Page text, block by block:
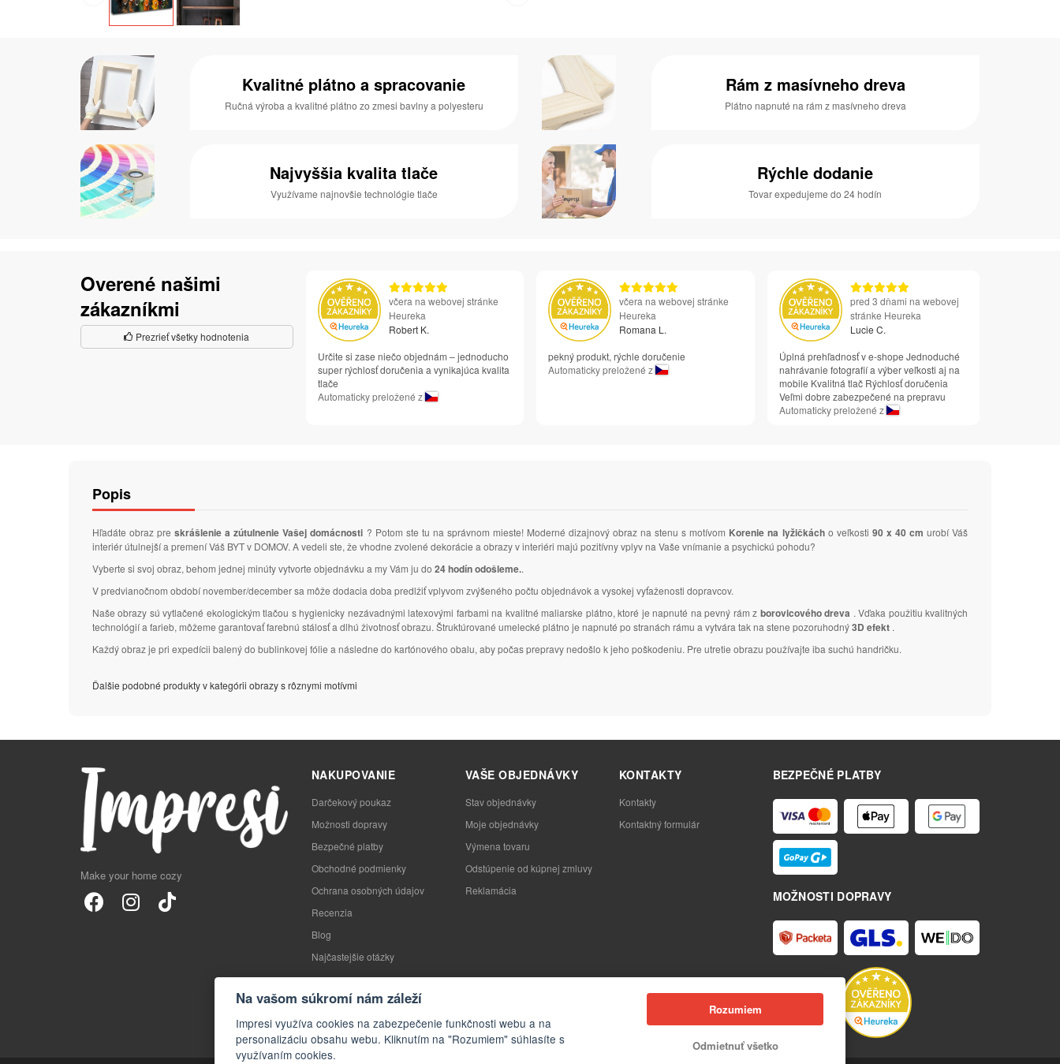
Kvalitné plátno a spracovanie
Ručná výroba a kvalitné plátno zo zmesi bavlny a polyesteru
Rám z masívneho dreva
Plátno napnuté na rám z masívneho dreva
Najvyššia kvalita tlače
Využívame najnovšie technológie tlače
Rýchle dodanie
Tovar expedujeme do 24 hodín
Overené našimi
zákazníkmi
Prezrieť všetky hodnotenia
včera na webovej stránke
Heureka
Robert K.
Určite si zase niečo objednám – jednoducho
super rýchlosť doručenia a vynikajúca kvalita
tlače
Automaticky preložené z
včera na webovej stránke
Heureka
Romana L.
pekný produkt, rýchle doručenie
Automaticky preložené z
pred 3 dňami na webovej
stránke Heureka
Lucie C.
Úplná prehľadnosť v e-shope Jednoduché
nahrávanie fotografií a výber veľkosti aj na
mobile Kvalitná tlač Rýchlosť doručenia
Veľmi dobre zabezpečené na prepravu
Automaticky preložené z
Popis
Hľadáte obraz preskrášlenie a zútulnenie Vašej domácnosti ? Potom ste tu na správnom mieste! Moderné dizajnový obraz na stenu s motívom Korenie na lyžičkácho veľkosti 90 x 40 cm urobí Váš
interiér útulnejší a premení Váš BYT v DOMOV. A vedeli ste, že vhodne zvolené dekorácie a obrazy v interiéri majú pozitívny vplyv na Vaše vnímanie a psychickú pohodu?
Vyberte si svoj obraz, behom jednej minúty vytvorte objednávku a my Vám ju do 24 hodín odošleme..
V predvianočnom období november/december sa môže dodacia doba predlžiť vplyvom zvýšeného počtu objednávok a vysokej vyťaženosti dopravcov.
Naše obrazy sú vytlačené ekologickým tlačou s hygienicky nezávadnými latexovými farbami na kvalitné maliarske plátno, ktoré je napnuté na pevný rám z borovicového dreva . Vďaka použitiu kvalitných
technológií a farieb, môžeme garantovať farebnú stálosť a dlhú životnosť obrazu. Štruktúrované umelecké plátno je napnuté po stranách rámu a vytvára tak na stene pozoruhodný3D efekt .
Každý obraz je pri expedícii balený do bublinkovej fólie a následne do kartónového obalu, aby počas prepravy nedošlo k jeho poškodeniu. Pre utretie obrazu používajte iba suchú handričku.
Ďalšie podobné produkty v kategórii obrazy s rôznymi motívmi
Make your home cozy
BEZPEČNÉ PLATBY
MOŽNOSTI DOPRAVY
NAKUPOVANIE
Darčekový poukaz
Možnosti dopravy
Bezpečné platby
Obchodné podmienky
Ochrana osobných údajov
Recenzia
Blog
Najčastejšie otázky
VAŠE OBJEDNÁVKY
Stav objednávky
Moje objednávky
Výmena tovaru
Odstúpenie od kúpnej zmluvy
Reklamácia
KONTAKTY
Kontakty
Kontaktný formulár
Na vašom súkromí nám záleží
Impresi využíva cookies na zabezpečenie funkčnosti webu a na
personalizáciu obsahu webu. Kliknutím na "Rozumiem" súhlasíte s
využívaním cookies.
Rozumiem
Odmietnuť všetko